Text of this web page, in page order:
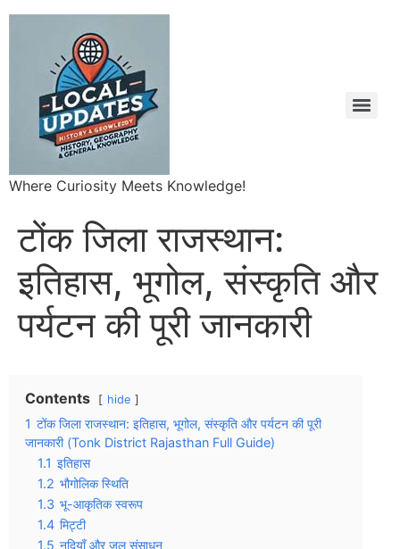
Where Curiosity Meets Knowledge!
टोंक जिला राजस्थान:
इतिहास, भूगोल, संस्कृति और
पर्यटन की पूरी जानकारी
Contents hide
1 टोंक जिला राजस्थान: इतिहास, भूगोल, संस्कृति और पर्यटन की पूरी
जानकारी (Tonk District Rajasthan Full Guide)
1.1 इतिहास
1.2 भौगोलिक स्थिति
1.3 भू-आकृतिक स्वरूप
1.4 मिट्टी
1.5 नदियाँ और जल संसाधन